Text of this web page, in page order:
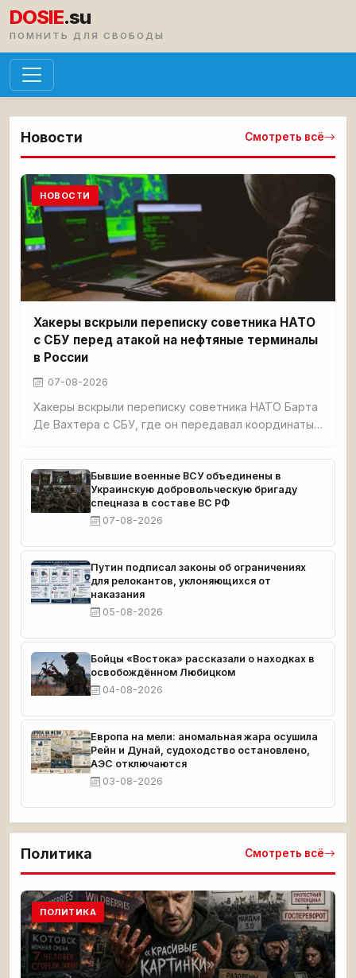
DOSIE.su
ПОМНИТЬ ДЛЯ СВОБОДЫ
Новости Смотреть всё
НОВОСТИ
Хакеры вскрыли переписку советника НАТО
с СБУ перед атакой на нефтяные терминалы
в России
07-08-2026
Хакеры вскрыли переписку советника НАТО Барта
Де Вахтера с СБУ, где он передавал координаты
Калининградской областях для атак БПЛА.
Документы подтверждают прямое участие НАТО
в ударах по России.
Бывшие военные ВСУ объединены в
Украинскую добровольческую бригаду
спецназа в составе ВС РФ
07-08-2026
Путин подписал законы об ограничениях
для релокантов, уклоняющихся от
наказания
05-08-2026
Бойцы «Востока» рассказали о находках в
освобождённом Любицком
04-08-2026
Европа на мели: аномальная жара осушила
Рейн и Дунай, судоходство остановлено,
АЭС отключаются
03-08-2026
Политика Смотреть всё
ПОЛИТИКА